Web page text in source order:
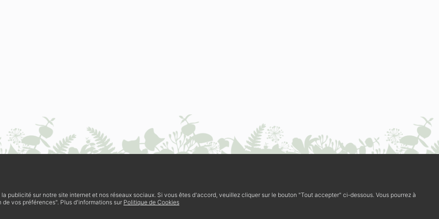
& vous
Contact
publicité sur notre site internet et nos réseaux sociaux. Si vous êtes d'accord, veuillez cliquer sur le bouton "Tout accepter" ci-dessous. Vous pourrez à
vos préférences". Plus d'informations sur Politique de Cookies